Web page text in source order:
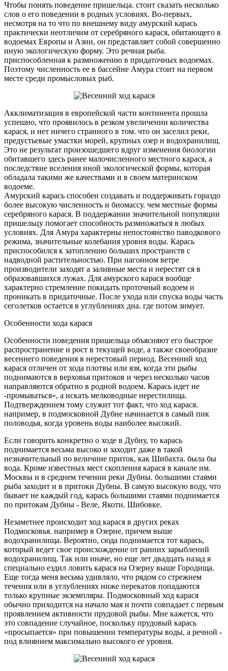
Чтобы понять поведение пришельца. стоит сказать несколько
слов о его поведении в родных условиях. Во-первых,
несмотря на то что по внешнему виду амурский карась
практически неотличим от серебряного карася, обитающего в
водоемах Европы и Азии, он представляет собой совершенно
иную экологическую форму. Это речная рыба.
приспособленная к размножению в придаточных водоемах.
Поэтому численность ее в бассейне Амура стоит на первом
месте среди промысловых рыб.
Акклиматизация в европейской части континента прошла
успешно, что проявилось в резком увеличении количества
карася, и нет ничего странного в том. что он заселил реки,
предустьевые умастки морей, крупных озер и водохранилищ.
Это не результат произошедшего вдруг изменения биологии
обитавшего здесь ранее малочисленного местного карася, а
последствие вселения иной экологической формы, которая
обладала такими же качествами и в своем материнском
водоеме.
Амурский карась способен создавать и поддерживать гораздо
более высокую численность и биомассу. чем местные формы
серебряного карася. В поддержании значительной популяции
пришельцу помогает способность размножаться в любых
условиях. Для Амура характерны непостоянство паводкового
режима, значительные колебания уровня воды. Карась
приспособился к затоплению больших пространств с
надводной растительностью. При нагонном ветре
производители заходят а заливные места и нерестят ся в
образовавшихся лужах. Для амурского карася вообще
характерно стремление покидать проточный водоем и
проникать в придаточные. После ухода или спуска воды часть
сеголетков остается в углублениях дна. где потом зимует.
Особенности хода карася
Особенности поведения пришельца объясняют его быстрое
распространение и рост в текущей воде, а также своеобразие
весеннего поведения в нерестовый период. Весенний ход
карася отличен от хода плотвы или язя, когда эти рыбы
поднимаются в верховья притоков и через несколько часов
направляются обратно в родной водоем. Карась идет не
-промываться», а искать мелководные нерестилища.
Подтверждением тому служит тот факт, что ход карася.
например, в подмосковной Дубне начинается в самый пик
половодья, когда уровень воды наиболее высокий.
Если говорить конкретно о ходе в Дубну, то карась
поднимается весьма высоко и заходит даже в такой
незначительный по величине приток, как Шибахта. была бы
вода. Кроме известных мест скопления карася в канале им.
Москвы и в среднем течении реки Дубны. большими стаями
рыба заходит и в притоки Дубны. В самую высокую воду, что
бывает не каждый год, карась большими стаями поднимается
по притокам Дубны - Веле, Якоти. Шибовке.
Незаметнее происходит ход карася в других реках
Подмосковья. например в Озерне, причем выше
водохранилища. Вероятно, сюда поднимается тот карась,
который ведет свое происхождение от ранних зарыблений
водохранилищ. Так или иначе, но еще лет двадцать назад я
специально ездил ловить карася на Озерну выше Городища.
Еще тогда меня весьма удивляло, что рядом со стрежнем
течения или в углублениях ниже перекатов попадаются
только крупные экземпляры. Подмосковный ход карася
обычно приходится на начало мая и почти совпадает с первым
проявлением активности прудовой рыбы. Мне кажется, что
это совпадение случайное, поскольку прудовый карась
«просыпается» при повышении температуры воды, а речной -
под влиянием максимально высокого ее уровня.